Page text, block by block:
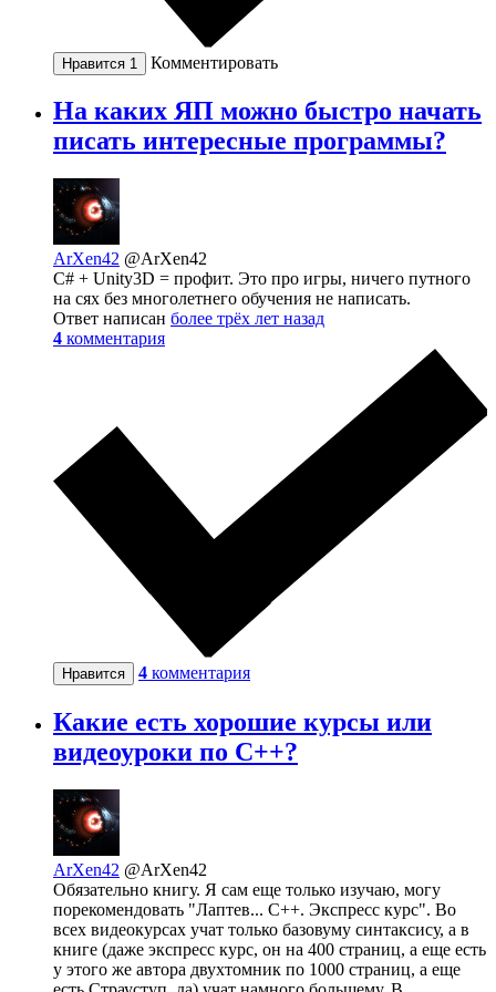
Нравится 1 Комментировать
На каких ЯП можно быстро начать
писать интересные программы?
ArXen42 @ArXen42
С# + Unity3D = профит. Это про игры, ничего путного
на сях без многолетнего обучения не написать.
Ответ написан более трёх лет назад
4 комментария
Нравится 4 комментария
Какие есть хорошие курсы или
видеоуроки по С++?
ArXen42 @ArXen42
Обязательно книгу. Я сам еще только изучаю, могу
порекомендовать "Лаптев... C++. Экспресс курс". Во
всех видеокурсах учат только базовуму синтаксису, а в
книге (даже экспресс курс, он на 400 страниц, а еще есть
у этого же автора двухтомник по 1000 страниц, а еще